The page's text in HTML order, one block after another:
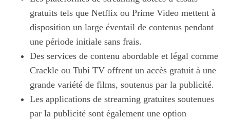
gratuits tels que Netflix ou Prime Video mettent à
disposition un large éventail de contenus pendant
une période initiale sans frais.
Des services de contenu abordable et légal comme
Crackle ou Tubi TV offrent un accès gratuit à une
grande variété de films, soutenus par la publicité.
Les applications de streaming gratuites soutenues
par la publicité sont également une option
S
a
r
c